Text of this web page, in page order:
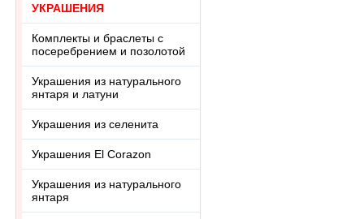
УКРАШЕНИЯ
Комплекты и браслеты с
посеребрением и позолотой
Украшения из натурального
янтаря и латуни
Украшения из селенита
Украшения El Corazon
Украшения из натурального
янтаря